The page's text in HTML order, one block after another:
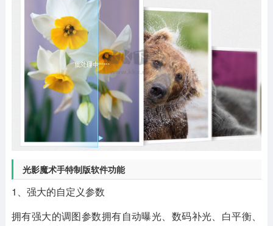
光影魔术手特制版软件功能
1、强大的自定义参数
拥有强大的调图参数拥有自动曝光、数码补光、白平衡、